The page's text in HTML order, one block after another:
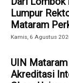
Lumpur
Mataram
Kamis, 6 Agustus
UIN
Akreditasi